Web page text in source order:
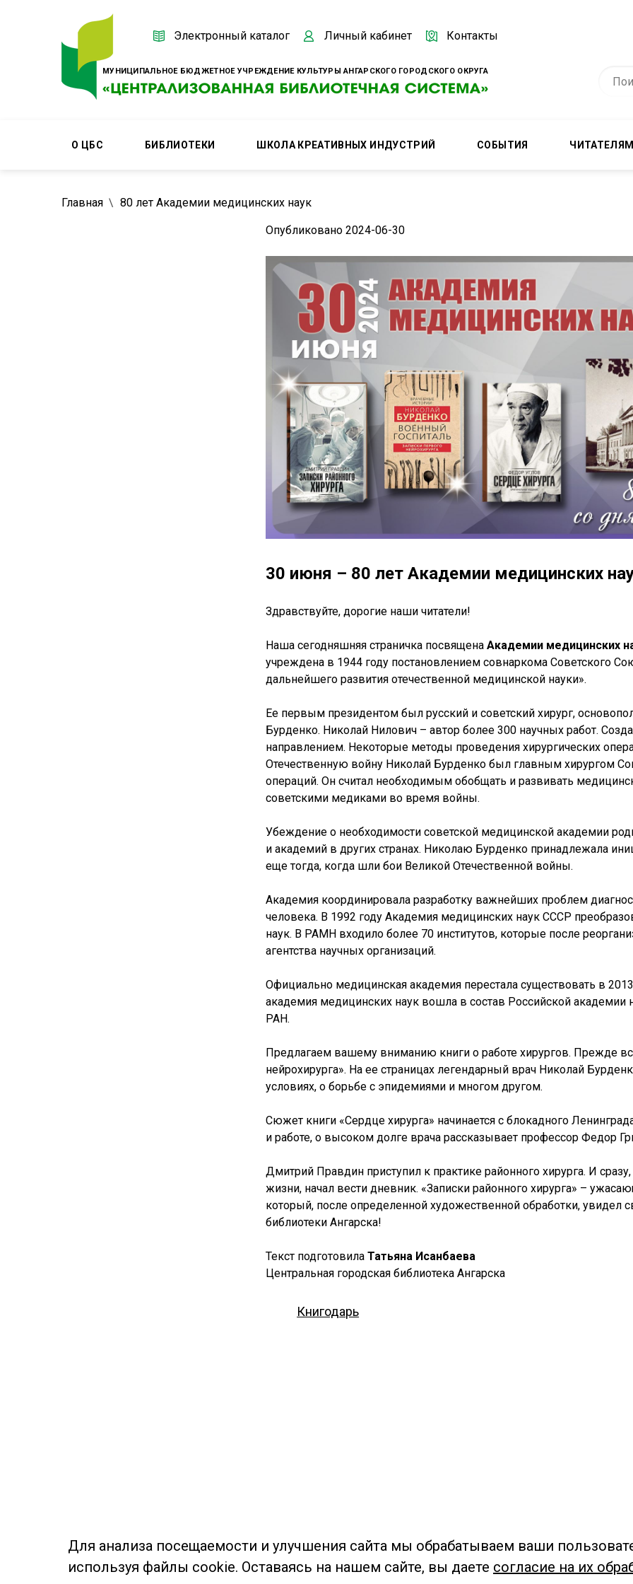
МУНИЦИПАЛЬНОЕ БЮДЖЕТНОЕ УЧРЕЖДЕНИЕ КУЛЬТУРЫ АНГАРСКОГО ГОРОДСКОГО ОКРУГА
Электронный каталог Личный кабинет Контакты
О ЦБС БИБЛИОТЕКИ ШКОЛА КРЕАТИВНЫХ ИНДУСТРИЙ СОБЫТИЯ
Главная 80 лет Академии медицинских наук
Опубликовано 2024-06-30
30 июня – 80 лет Академии медицинских
Здравствуйте, дорогие наши читатели!
Наша сегодняшняя страничка посвященаАкадемии медицинских
учреждена в 1944 году постановлением совнаркома Советского
дальнейшего развития отечественной медицинской науки».
Ее первым президентом был русский и советский хирург,
Бурденко. Николай Нилович – автор более 300 научных работ.
направлением. Некоторые методы проведения хирургических
Отечественную войну Николай Бурденко был главным хирургом
операций. Он считал необходимым обобщать и развивать
советскими медиками во время войны.
Убеждение о необходимости советской медицинской академии
и академий в других странах. Николаю Бурденко принадлежала
еще тогда, когда шли бои Великой Отечественной войны.
Академия координировала разработку важнейших проблем
человека. В 1992 году Академия медицинских наук СССР
наук. В РАМН входило более 70 институтов, которые после
агентства научных организаций.
Официально медицинская академия перестала существовать в
академия медицинских наук вошла в состав Российской академии
РАН.
Предлагаем вашему вниманию книги о работе хирургов. Прежде
нейрохирурга». На ее страницах легендарный врач Николай
условиях, о борьбе с эпидемиями и многом другом.
Сюжет книги «Сердце хирурга» начинается с блокадного
и работе, о высоком долге врача рассказывает профессор Федор
Дмитрий Правдин приступил к практике районного хирурга. И
жизни, начал вести дневник. «Записки районного хирурга» –
который, после определенной художественной обработки, увидел
библиотеки Ангарска!
Текст подготовилаТатьяна Исанбаева
Центральная городская библиотека Ангарска
Книгодарь
Для анализа посещаемости и улучшения сайта мы обрабатываем ваши
используя файлы cookie. Оставаясь на нашем сайте, вы даете согласие на их